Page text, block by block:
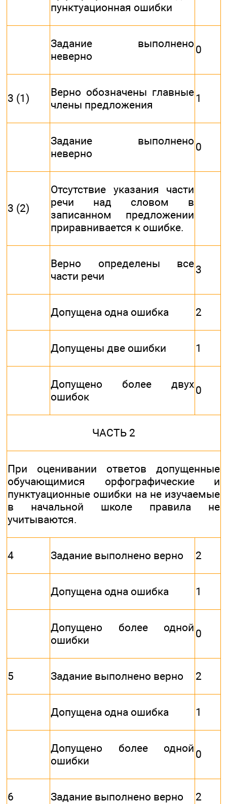
пунктуационная ошибки
Задание выполнено
неверно
0
3 (1)
Верно обозначены главные
члены предложения
1
Задание выполнено
неверно
0
3 (2)
Отсутствие указания части
речи над словом в
записанном предложении
приравнивается к ошибке.
Верно определены все
части речи
3
Допущена одна ошибка 2
Допущены две ошибки 1
Допущено более двух
ошибок
0
ЧАСТЬ 2
При оценивании ответов допущенные
обучающимися орфографические и
пунктуационные ошибки на не изучаемые
в начальной школе правила не
учитываются.
4 Задание выполнено верно 2
Допущена одна ошибка 1
Допущено более одной
ошибки
0
5 Задание выполнено верно 2
Допущена одна ошибка 1
Допущено более одной
ошибки
0
6 Задание выполнено верно 2